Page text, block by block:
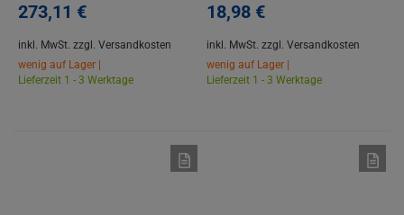
273,11 €
inkl. MwSt. zzgl. Versandkosten
wenig auf Lager |
Lieferzeit 1 - 3 Werktage
18,98 €
inkl. MwSt. zzgl. Versandkosten
wenig auf Lager |
Lieferzeit 1 - 3 Werktage